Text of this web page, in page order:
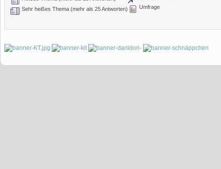
Sehr heißes Thema (mehr als 25 Antworten)
Umfrage